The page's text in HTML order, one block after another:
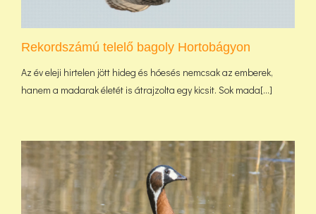
Rekordszámú telelő bagoly Hortobágyon
Az év eleji hirtelen jött hideg és hóesés nemcsak az emberek,
hanem a madarak életét is átrajzolta egy kicsit. Sok mada[...]